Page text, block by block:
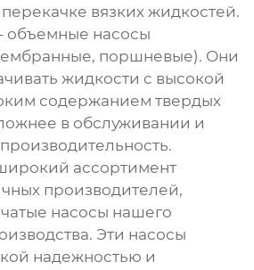
вязких жидкостей.
объемные насосы
поршневые). Они
жидкости с высокой
содержанием твердых
в обслуживании и
ассортимент
производителей,
насосы нашего
Эти насосы
надежностью и